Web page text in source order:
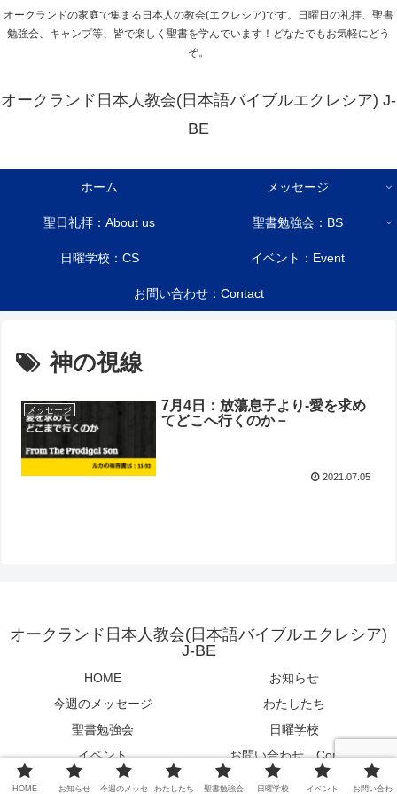
オークランドの家庭で集まる日本人の教会(エクレシア)です。日曜日の礼拝、聖書
勉強会、キャンプ等、皆で楽しく聖書を学んでいます！どなたでもお気軽にどう
ぞ。
オークランド日本人教会(日本語バイブルエクレシア) J-
BE
ホーム メッセージ
聖日礼拝：About us 聖書勉強会：BS
日曜学校：CS イベント：Event
お問い合わせ：Contact
神の視線
メッセージ
7月4日：放蕩息子より‐愛を求め
てどこへ行くのか－
2021.07.05
オークランド日本人教会(日本語バイブルエクレシア)
J-BE
HOME
お知らせ
今週のメッセージ
わたしたち
聖書勉強会
日曜学校
イベント
お問い合わせ Contact
© 2020 オークランド日本人教会(日本語バイブルエクレシア) J-BE.
HOME お知らせ 今週のメッセ わたしたち 聖書勉強会 日曜学校 イベント お問い合わ